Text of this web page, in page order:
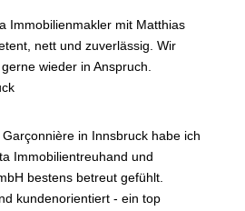
Immobilienmakler mit Matthias
nett und zuverlässig. Wir
wieder in Anspruch.
in Innsbruck habe ich
Immobilientreuhand und
bestens betreut gefühlt.
kundenorientiert - ein top